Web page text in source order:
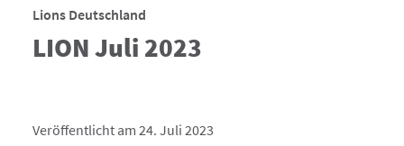
Lions Deutschland
LION Juli 2023
Veröffentlicht am 24. Juli 2023